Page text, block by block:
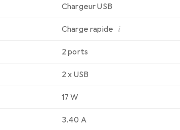
Chargeur USB
Charge rapide i
2 ports
2 x USB
17 W
3.40 A